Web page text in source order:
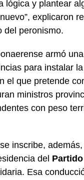
lógica y plantear
explicaron
del peronismo.
armó
para instalar
el que pretende
ministros
con peso
inscribe,
del
Esa